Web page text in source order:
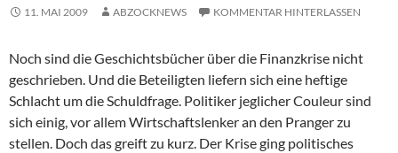
11. MAI 2009 ABZOCKNEWS KOMMENTAR HINTERLASSEN
Noch sind die Geschichtsbücher über die Finanzkrise nicht
geschrieben. Und die Beteiligten liefern sich eine heftige
Schlacht um die Schuldfrage. Politiker jeglicher Couleur sind
sich einig, vor allem Wirtschaftslenker an den Pranger zu
stellen. Doch das greift zu kurz. Der Krise ging politisches